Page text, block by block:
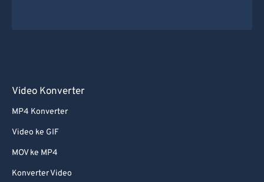
Video Konverter
MP4 Konverter
Video ke GIF
MOV ke MP4
Konverter Video